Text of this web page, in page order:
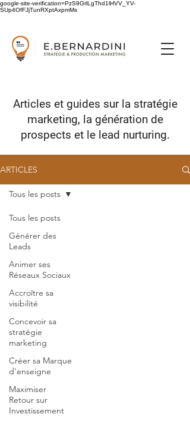
google-site-verification=PzS9GrlLgThd1lHVV_YV-
SUp4OfFJjTunRXptAxpmMs
Articles et guides surla stratégie
marketing, la génération de
prospects et le lead nurturing.
ARTICLES
Tous les posts
Générer des
Leads
Animer ses
Réseaux Sociaux
Accroître sa
visibilité
Concevoir sa
stratégie
marketing
Créer sa Marque
d'enseigne
Maximiser
Retour sur
Investissement
Tous les posts